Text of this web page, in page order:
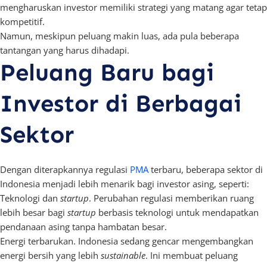
mengharuskan investor memiliki strategi yang matang agar tetap
kompetitif.
Namun, meskipun peluang makin luas, ada pula beberapa
tantangan yang harus dihadapi.
Peluang Baru bagi
Investor di Berbagai
Sektor
Dengan diterapkannya regulasi PMA terbaru, beberapa sektor di
Indonesia menjadi lebih menarik bagi investor asing, seperti:
Teknologi dan startup. Perubahan regulasi memberikan ruang
lebih besar bagi startup berbasis teknologi untuk mendapatkan
pendanaan asing tanpa hambatan besar.
Energi terbarukan. Indonesia sedang gencar mengembangkan
energi bersih yang lebih sustainable. Ini membuat peluang